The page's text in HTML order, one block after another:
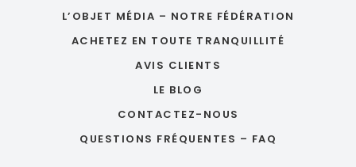
L’OBJET MÉDIA – NOTRE FÉDÉRATION
ACHETEZ EN TOUTE TRANQUILLITÉ
AVIS CLIENTS
LE BLOG
CONTACTEZ-NOUS
QUESTIONS FRÉQUENTES – FAQ